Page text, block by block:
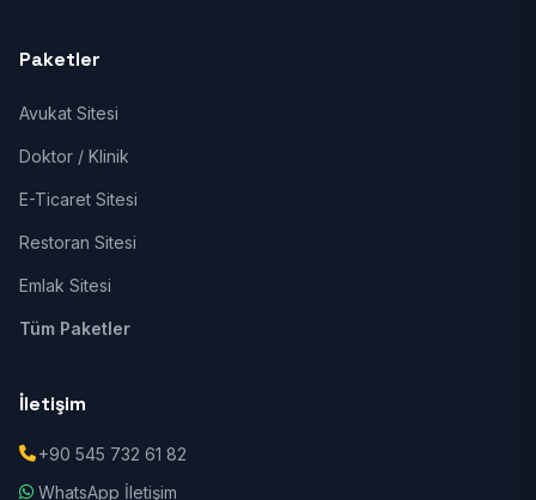
Paketler
Avukat Sitesi
Doktor / Klinik
E-Ticaret Sitesi
Restoran Sitesi
Emlak Sitesi
Tüm Paketler
İletişim
+90 545 732 61 82
WhatsApp İletişim